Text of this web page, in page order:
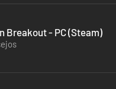
Breakout - PC (Steam)